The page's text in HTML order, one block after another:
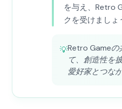
を与え、Retro
クを受けましょ
💡Retro Gameの
て、創造性を
愛好家とつな